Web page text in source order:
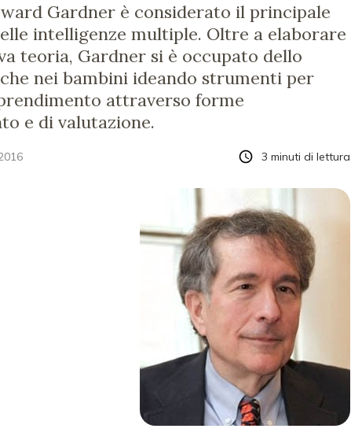
Gardner è considerato il principale
intelligenze multiple. Oltre a elaborare
teoria, Gardner si è occupato dello
nei bambini ideando strumenti per
attraverso forme
e di valutazione.
3 minuti di lettura